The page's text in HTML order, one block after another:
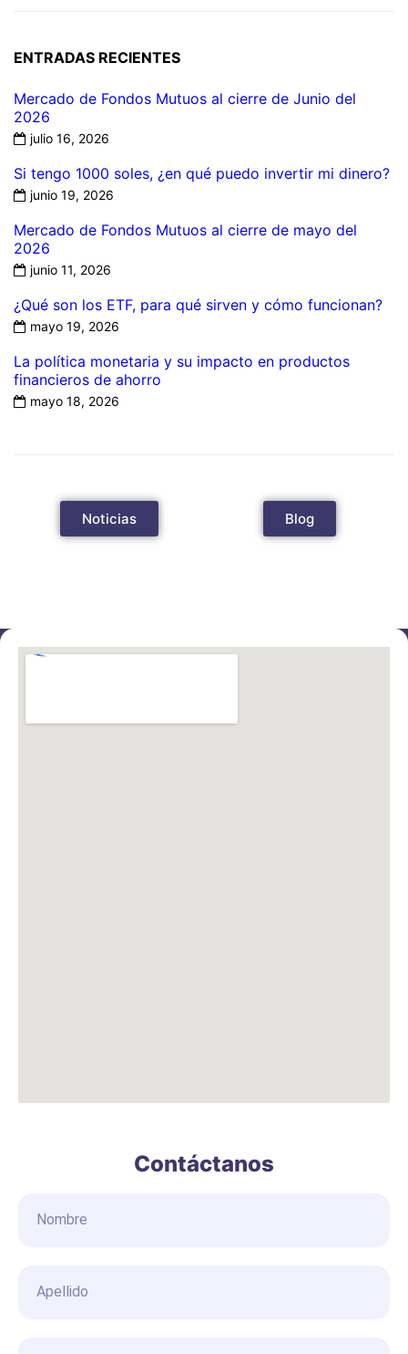
ENTRADAS RECIENTES
Mercado de Fondos Mutuos al cierre de Junio del
2026
julio 16, 2026
Si tengo 1000 soles, ¿en qué puedo invertir mi dinero?
junio 19, 2026
Mercado de Fondos Mutuos al cierre de mayo del
2026
junio 11, 2026
¿Qué son los ETF, para qué sirven y cómo funcionan?
mayo 19, 2026
La política monetaria y su impacto en productos
financieros de ahorro
mayo 18, 2026
Noticias Blog
Contáctanos